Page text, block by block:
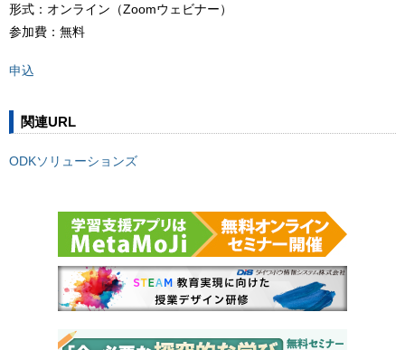
形式：オンライン（Zoomウェビナー）
参加費：無料
申込
関連URL
ODKソリューションズ